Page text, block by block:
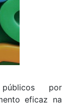
por
eficaz na